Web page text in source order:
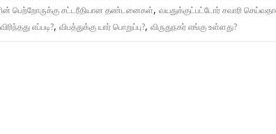
பெற்றோருக்கு சட்டரீதியான தண்டனைகள், வயதுக்குட்பட்டோர் சவாரி
எப்படி?, விபத்துக்கு யார் பொறுப்பு?, விருதுநகர் எங்கு உள்ளது?